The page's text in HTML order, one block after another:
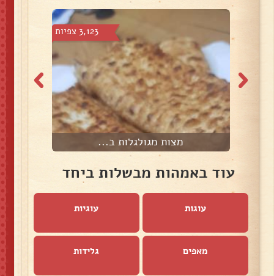
3,123 צפיות
מצות מגולגלות ב...
עוד באמהות מבשלות ביחד
עוגות עוגיות
מאפים גלידות